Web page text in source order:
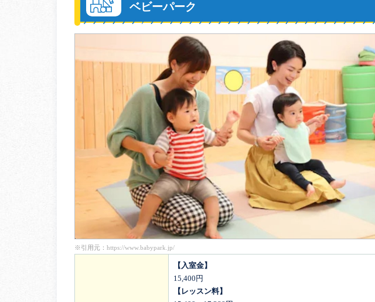
ベビーパーク
※引用元： https://www.babypark.jp/
【入室金】
15,400円
【レッスン料】